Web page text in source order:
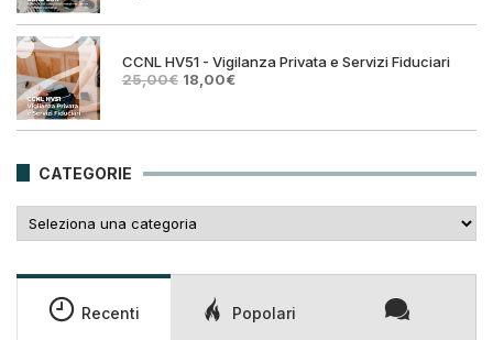
originale
25,00€.
attuale
18,00€.
CCNL HV51 - Vigilanza Privata e Servizi Fiduciari
25,00€ Il
era:
18,00€Il
è:
CATEGORIE
Recenti Popolari